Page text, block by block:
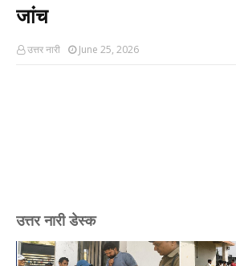
जांच
उत्तर नारी June 25, 2026
उत्तर नारी डेस्क